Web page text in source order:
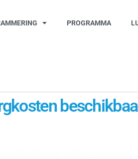
PROGRAMMA